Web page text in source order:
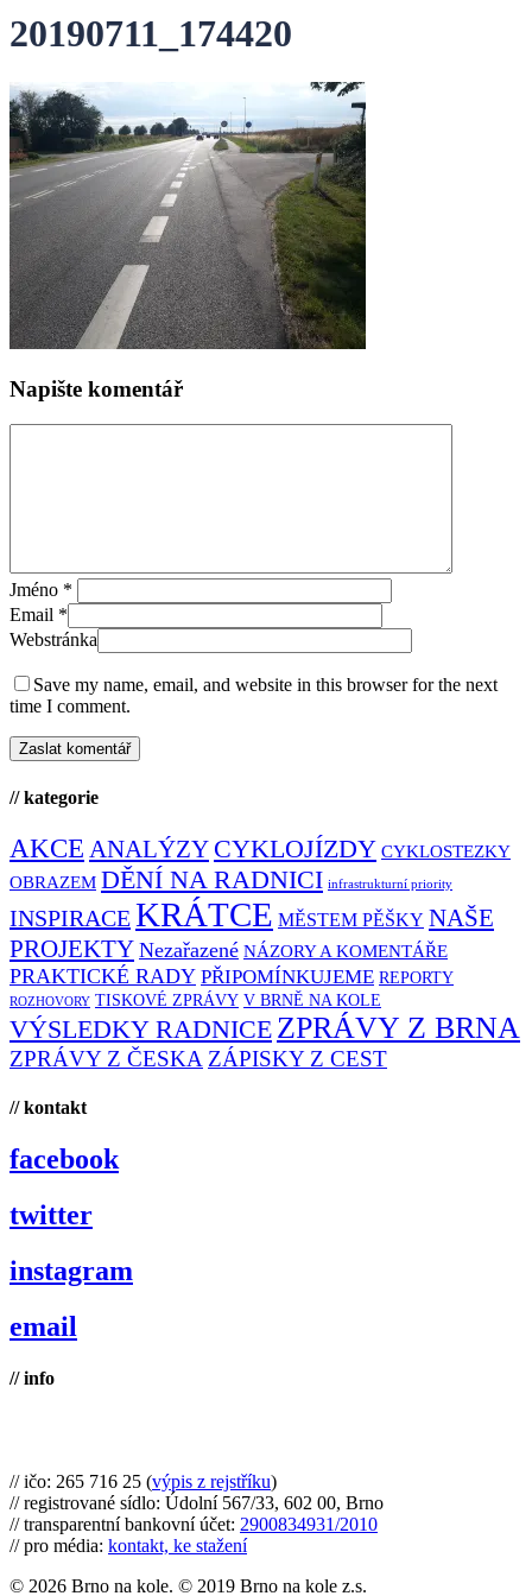
20190711_174420
Napište komentář
Jméno *
Email *
Webstránka
Save my name, email, and website in this browser for the next
time I comment.
// kategorie
AKCE ANALÝZY CYKLOJÍZDY CYKLOSTEZKY
OBRAZEM DĚNÍ NA RADNICI infrastrukturní priority
INSPIRACEKRÁTCE MĚSTEM PĚŠKY NAŠE
PROJEKTY Nezařazené NÁZORY A KOMENTÁŘE
PRAKTICKÉ RADY PŘIPOMÍNKUJEME REPORTY
ROZHOVORY TISKOVÉ ZPRÁVY V BRNĚ NA KOLE
VÝSLEDKY RADNICE ZPRÁVY Z BRNA
ZPRÁVY Z ČESKA ZÁPISKY Z CEST
// kontakt
facebook
twitter
instagram
email
// info
// ičo: 265 716 25 (výpis z rejstříku)
// registrované sídlo: Údolní 567/33, 602 00, Brno
// transparentní bankovní účet: 2900834931/2010
// pro média: kontakt, ke stažení
© 2026 Brno na kole. © 2019 Brno na kole z.s.